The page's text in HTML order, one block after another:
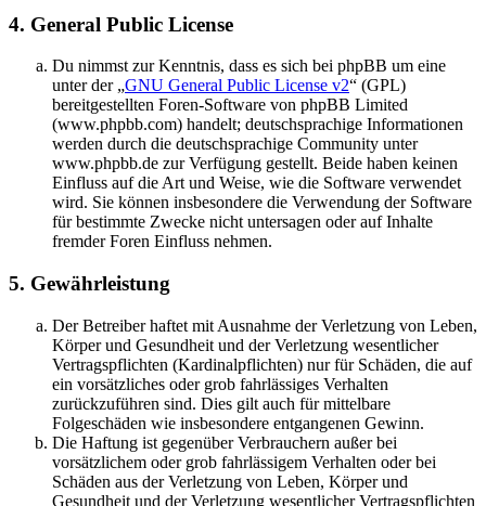
4. General Public License
Du nimmst zur Kenntnis, dass es sich bei phpBB um eine
unter der „GNU General Public License v2“ (GPL)
bereitgestellten Foren-Software von phpBB Limited
(www.phpbb.com) handelt; deutschsprachige Informationen
werden durch die deutschsprachige Community unter
www.phpbb.de zur Verfügung gestellt. Beide haben keinen
Einfluss auf die Art und Weise, wie die Software verwendet
wird. Sie können insbesondere die Verwendung der Software
für bestimmte Zwecke nicht untersagen oder auf Inhalte
fremder Foren Einfluss nehmen.
5. Gewährleistung
Der Betreiber haftet mit Ausnahme der Verletzung von Leben,
Körper und Gesundheit und der Verletzung wesentlicher
Vertragspflichten (Kardinalpflichten) nur für Schäden, die auf
ein vorsätzliches oder grob fahrlässiges Verhalten
zurückzuführen sind. Dies gilt auch für mittelbare
Folgeschäden wie insbesondere entgangenen Gewinn.
Die Haftung ist gegenüber Verbrauchern außer bei
vorsätzlichem oder grob fahrlässigem Verhalten oder bei
Schäden aus der Verletzung von Leben, Körper und
Gesundheit und der Verletzung wesentlicher Vertragspflichten